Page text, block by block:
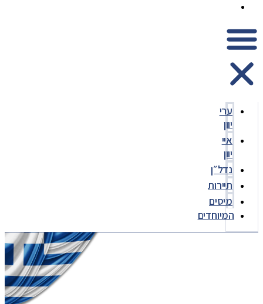
ערי
יוון
איי
יוון
נדל״ן
תיירות
מיסים
המיוחדים